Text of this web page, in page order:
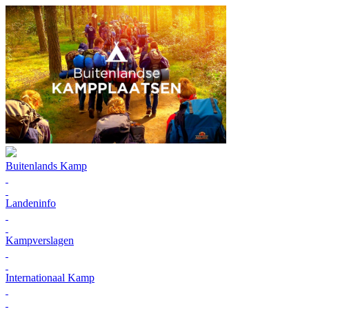
Buitenlands Kamp
Landeninfo
Kampverslagen
Internationaal Kamp